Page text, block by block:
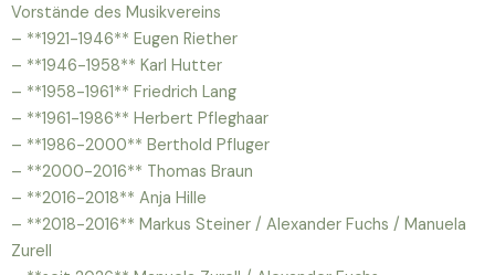
Vorstände des Musikvereins
– **1921-1946** Eugen Riether
– **1946-1958** Karl Hutter
– **1958-1961** Friedrich Lang
– **1961-1986** Herbert Pfleghaar
– **1986-2000** Berthold Pfluger
– **2000-2016** Thomas Braun
– **2016-2018** Anja Hille
– **2018-2016** Markus Steiner / Alexander Fuchs / Manuela
Zurell